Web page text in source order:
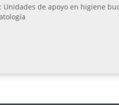
de apoyo en higiene